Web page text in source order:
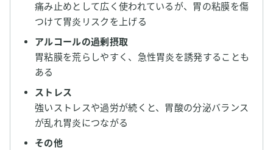
痛み止めとして広く使われているが、胃の粘膜を傷
つけて胃炎リスクを上げる
アルコールの過剰摂取
胃粘膜を荒らしやすく、急性胃炎を誘発することも
ある
ストレス
強いストレスや過労が続くと、胃酸の分泌バランス
が乱れ胃炎につながる
その他